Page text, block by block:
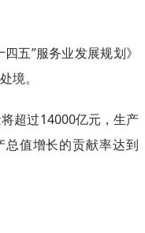
五”服务业发展规划》
境。
超过14000亿元，生产
值增长的贡献率达到